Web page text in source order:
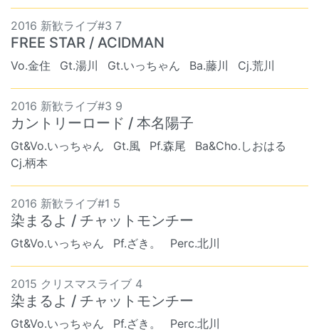
2016 新歓ライブ#3 7
FREE STAR / ACIDMAN
Vo.金住 Gt.湯川 Gt.いっちゃん Ba.藤川 Cj.荒川
2016 新歓ライブ#3 9
カントリーロード / 本名陽子
Gt&Vo.いっちゃん Gt.風 Pf.森尾
Ba&Cho.しおはる
Cj.柄本
2016 新歓ライブ#1 5
染まるよ / チャットモンチー
Gt&Vo.いっちゃん Pf.ざき。 Perc.北川
2015 クリスマスライブ 4
染まるよ / チャットモンチー
Gt&Vo.いっちゃん Pf.ざき。 Perc.北川